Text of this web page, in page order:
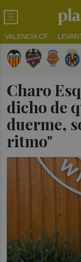
VALENCIA CF
Charo
dicho de
duerme,
ritmo"